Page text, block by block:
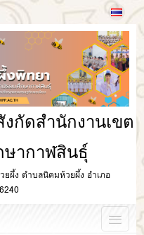
กัดสำนักงานเขต
ากาฬสินธุ์
ผึ้ง ตำบลนิคมห้วยผึ้ง อำเภอ